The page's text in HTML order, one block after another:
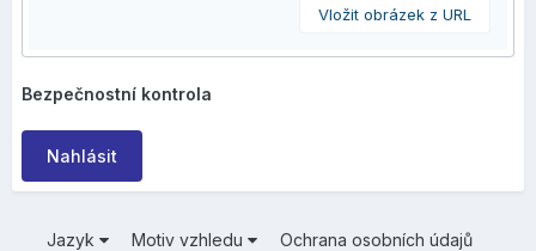
Vložit obrázek z URL
Bezpečnostní kontrola
Nahlásit
Jazyk Motiv vzhledu
Ochrana osobních údajů